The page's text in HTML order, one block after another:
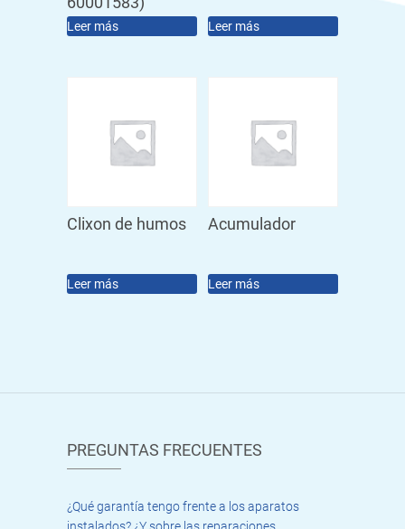
Leer más Leer más
Clixon de humos
Leer más
Acumulador
Leer más
PREGUNTAS FRECUENTES
¿Qué garantía tengo frente a los aparatos